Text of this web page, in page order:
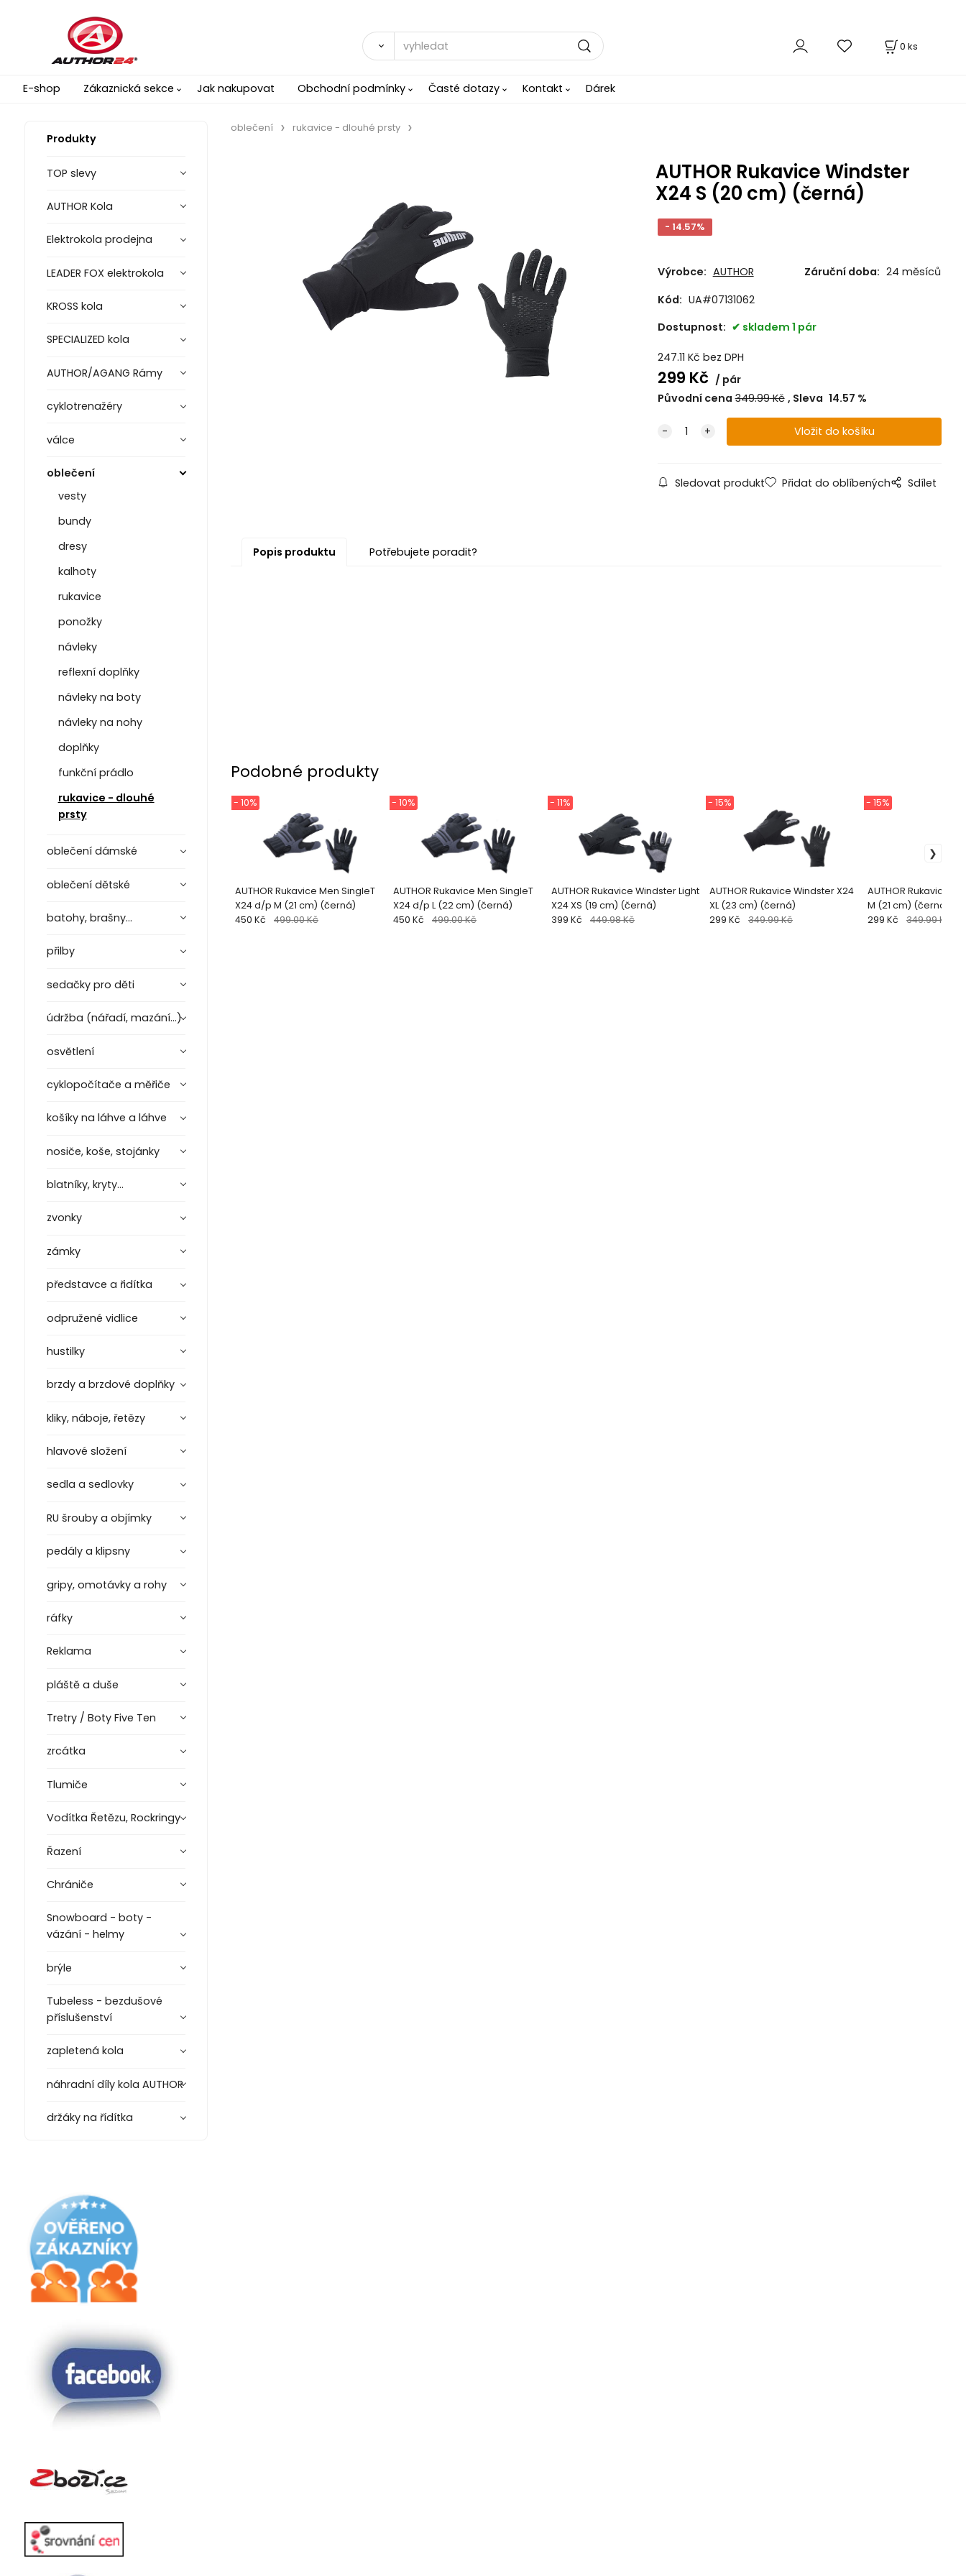
0 ks
E-shop Zákaznická sekce Jak nakupovat Obchodní podmínky Časté dotazy Kontakt Dárek
Produkty
TOP slevy
AUTHOR Kola
Elektrokola prodejna
LEADER FOX elektrokola
KROSS kola
SPECIALIZED kola
AUTHOR/AGANG Rámy
cyklotrenažéry
válce
oblečení
vesty
bundy
dresy
kalhoty
rukavice
ponožky
návleky
reflexní doplňky
návleky na boty
návleky na nohy
doplňky
funkční prádlo
rukavice - dlouhé
prsty
oblečení dámské
oblečení dětské
batohy, brašny...
přilby
sedačky pro děti
údržba (nářadí, mazání...)
osvětlení
cyklopočítače a měřiče
košíky na láhve a láhve
nosiče, koše, stojánky
blatníky, kryty...
zvonky
zámky
představce a řidítka
odpružené vidlice
hustilky
brzdy a brzdové doplňky
kliky, náboje, řetězy
hlavové složení
sedla a sedlovky
RU šrouby a objímky
pedály a klipsny
gripy, omotávky a rohy
ráfky
Reklama
pláště a duše
Tretry / Boty Five Ten
zrcátka
Tlumiče
Vodítka Řetězu, Rockringy
Řazení
Chrániče
Snowboard - boty -
vázání - helmy
brýle
Tubeless - bezdušové
příslušenství
zapletená kola
náhradní díly kola AUTHOR
držáky na řídítka
oblečení rukavice - dlouhé prsty
AUTHOR Rukavice Windster
X24 S (20 cm) (černá)
- 14.57%
Výrobce: AUTHOR Záruční doba: 24 měsíců
Kód: UA#07131062
Dostupnost:
skladem 1 pár
247.11 Kč bez DPH
299 Kč
pár
Původní cena 349.99Kč Sleva 14.57 %
Sledovat produkt Přidat do oblíbených Sdílet
Popis produktu Potřebujete poradit?
Podobné produkty
AUTHOR Rukavice Men SingleT
X24 d/p M (21 cm) (černá)
- 10%
450 Kč 499.00 Kč
AUTHOR Rukavice Men SingleT
X24 d/p L (22 cm) (černá)
- 10%
450 Kč 499.00 Kč
AUTHOR Rukavice Windster Light
X24 XS (19 cm) (černá)
- 11%
399 Kč 449.98 Kč
AUTHOR Rukavice Windster X24
XL (23 cm) (černá)
- 15%
299 Kč 349.99 Kč
AUTHOR Rukavice
M (21 cm) (černá)
- 15%
299 Kč 349.99 Kč